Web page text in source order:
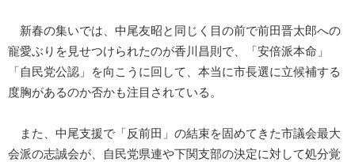
新春の集いでは、中尾友昭と同じく目の前で前田晋太郎への
寵愛ぶりを見せつけられたのが香川昌則で、「安倍派本命」
「自民党公認」を向こうに回して、本当に市長選に立候補する
度胸があるのか否かも注目されている。
また、中尾支援で「反前田」の結束を固めてきた市議会最大
会派の志誠会が、自民党県連や下関支部の決定に対して処分覚